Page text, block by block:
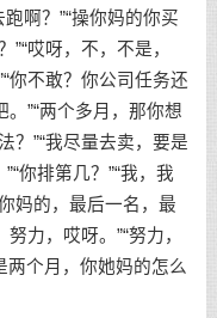
啊？”“操你妈的你买
哎呀，不，不是，
你不敢？你公司任务还
”“两个多月，那你想
？”“我尽量去卖，要是
你排第几？”“我，我
妈的，最后一名，最
力，哎呀。”“努力，
两个月，你她妈的怎么